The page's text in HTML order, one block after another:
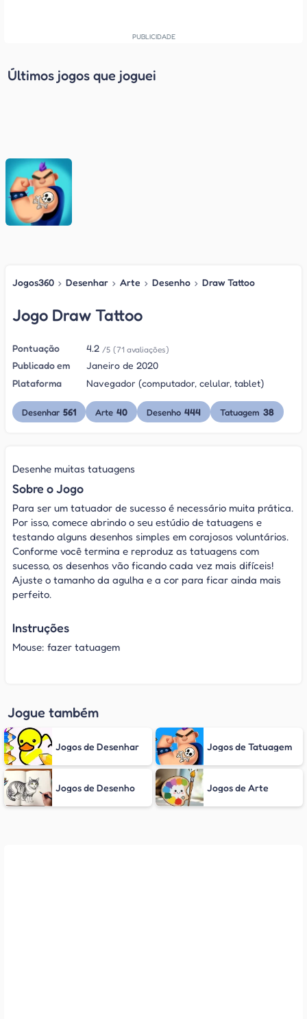
Últimos jogos que joguei
Jogos360 › Desenhar › Arte › Desenho › Draw Tattoo
Jogo Draw Tattoo
Pontuação 4.2 /5 (71 avaliações)
Publicado em
Janeiro de 2020
Plataforma
Navegador (computador, celular, tablet)
Desenhar 561 Arte 40 Desenho 444 Tatuagem 38
Desenhe muitas tatuagens
Sobre o Jogo
Para ser um tatuador de sucesso é necessário muita prática.
Por isso, comece abrindo o seu estúdio de tatuagens e
testando alguns desenhos simples em corajosos voluntários.
Conforme você termina e reproduz as tatuagens com
sucesso, os desenhos vão ficando cada vez mais difíceis!
Ajuste o tamanho da agulha e a cor para ficar ainda mais
perfeito.
Instruções
Mouse: fazer tatuagem
Jogue também
Jogos de Desenhar Jogos de Tatuagem
Jogos de Desenho Jogos de Arte